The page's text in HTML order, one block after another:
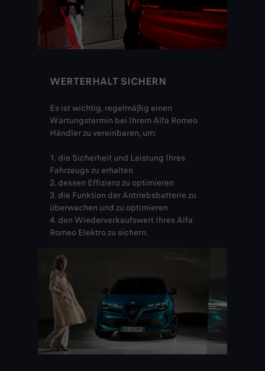
WERTERHALT SICHERN
Es ist wichtig, regelmäßig einen
Wartungstermin bei Ihrem Alfa Romeo
Händler zu vereinbaren, um:
1. die Sicherheit und Leistung Ihres
Fahrzeugs zu erhalten
2. dessen Effizienz zu optimieren
3. die Funktion der Antriebsbatterie zu
überwachen und zu optimieren
4. den Wiederverkaufswert Ihres Alfa
Romeo Elektro zu sichern.